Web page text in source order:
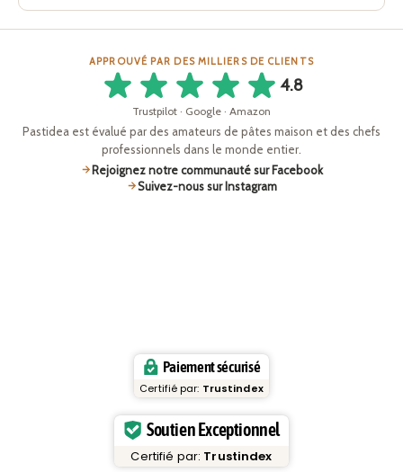
APPROUVÉ PAR DES MILLIERS DE CLIENTS
4.8
Trustpilot · Google · Amazon
Pastidea est évalué par des amateurs de pâtes maison et des chefs
professionnels dans le monde entier.
Rejoignez notre communauté sur Facebook
Suivez-nous sur Instagram
Paiement sécurisé
Certifié par: Trustindex
Soutien Exceptionnel
Certifié par: Trustindex